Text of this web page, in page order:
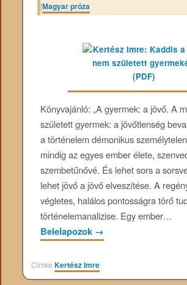
|Magyar próza
Könyvajánló: „A gyermek: a jövő. A
született gyermek: a jövőtlenség
a történelem démonikus
mindig az egyes ember élete,
szembetűnővé. És lehet sors a
lehet jövő a jövő elveszítése. A
végletes, halálos pontosságra törő
történelemanalizise. Egy ember…
Belelapozok →
CímkeKertész Imre